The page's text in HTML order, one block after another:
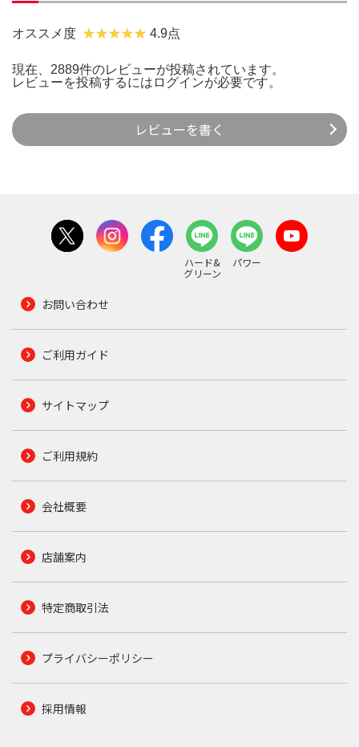
オススメ度 4.9点
現在、2889件のレビューが投稿されています。
レビューを投稿するには ログインが必要です。
レビューを書く
ハード&
グリーン
パワー
お問い合わせ
ご利用ガイド
サイトマップ
ご利用規約
会社概要
店舗案内
特定商取引法
プライバシーポリシー
採用情報